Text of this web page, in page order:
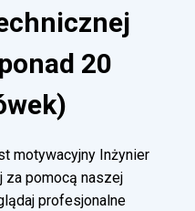
20
motywacyjny Inżynier
za pomocą naszej
profesjonalne